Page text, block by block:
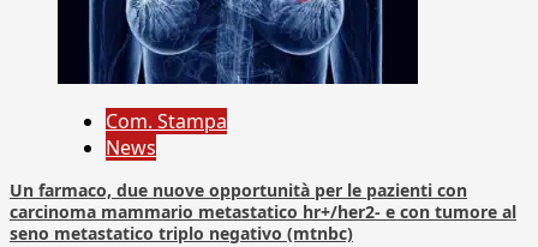
Com. Stampa
News
Un farmaco, due nuove opportunità per le pazienti con
carcinoma mammario metastatico hr+/her2- e con tumore al
seno metastatico triplo negativo (mtnbc)